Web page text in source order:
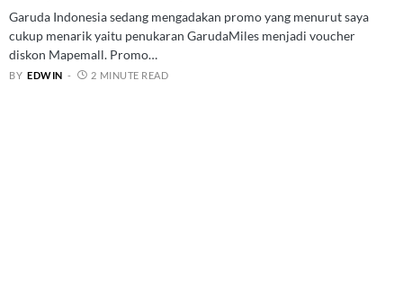
Garuda Indonesia sedang mengadakan promo yang menurut saya
cukup menarik yaitu penukaran GarudaMiles menjadi voucher
diskon Mapemall. Promo…
BY EDWIN 2 MINUTE READ